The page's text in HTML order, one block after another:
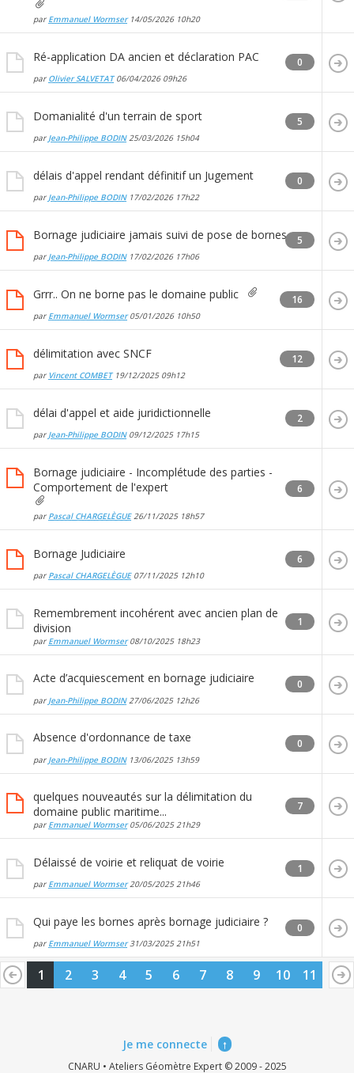
par Emmanuel Wormser14/05/2026 10h20
Ré-application DA ancien et déclaration PAC
par Olivier SALVETAT06/04/2026 09h26
0
Domanialité d'un terrain de sport
par Jean-Philippe BODIN25/03/2026 15h04
5
délais d'appel rendant définitif un Jugement
par Jean-Philippe BODIN17/02/2026 17h22
0
Bornage judiciaire jamais suivi de pose de bornes
par Jean-Philippe BODIN17/02/2026 17h06
5
Grrr.. On ne borne pas le domaine public
par Emmanuel Wormser05/01/2026 10h50
16
délimitation avec SNCF
par Vincent COMBET19/12/2025 09h12
12
délai d'appel et aide juridictionnelle
par Jean-Philippe BODIN09/12/2025 17h15
2
Bornage judiciaire - Incomplétude des parties -
Comportement de l'expert
par Pascal CHARGELÈGUE26/11/2025 18h57
6
Bornage Judiciaire
par Pascal CHARGELÈGUE07/11/2025 12h10
6
Remembrement incohérent avec ancien plan de
division
par Emmanuel Wormser08/10/2025 18h23
1
Acte d’acquiescement en bornage judiciaire
par Jean-Philippe BODIN27/06/2025 12h26
0
Absence d'ordonnance de taxe
par Jean-Philippe BODIN13/06/2025 13h59
0
quelques nouveautés sur la délimitation du
domaine public maritime...
par Emmanuel Wormser05/06/202521h29
7
Délaissé de voirie et reliquat de voirie
par Emmanuel Wormser20/05/202521h46
1
Qui paye les bornes après bornage judiciaire ?
par Emmanuel Wormser31/03/202521h51
0
1 2 3 4 5 6 7 8 9 10 11
Je me connecte ↑
CNARU • Ateliers Géomètre Expert © 2009 - 2025